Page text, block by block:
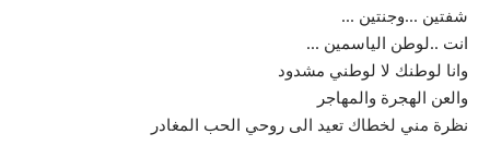
شفتين …وجنتين …
انت ..لوطن الياسمين …
وانا لوطنك لا لوطني مشدود
والعن الهجرة والمهاجر
نظرة مني لخطاك تعيد الى روحي الحب المغادر